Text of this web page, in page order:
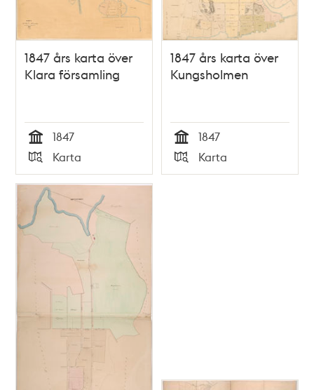
1847 års karta över
Klara församling
Tid
1847
Typ
Karta
1847 års karta över
Kungsholmen
Tid
1847
Typ
Karta